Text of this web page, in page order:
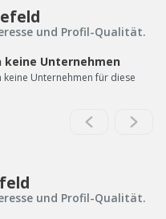
und Profil-Qualität.
keine Unternehmen
keine Unternehmen für diese
und Profil-Qualität.